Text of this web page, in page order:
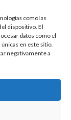
como las
dispositivo. El
datos como el
en este sitio.
negativamente a